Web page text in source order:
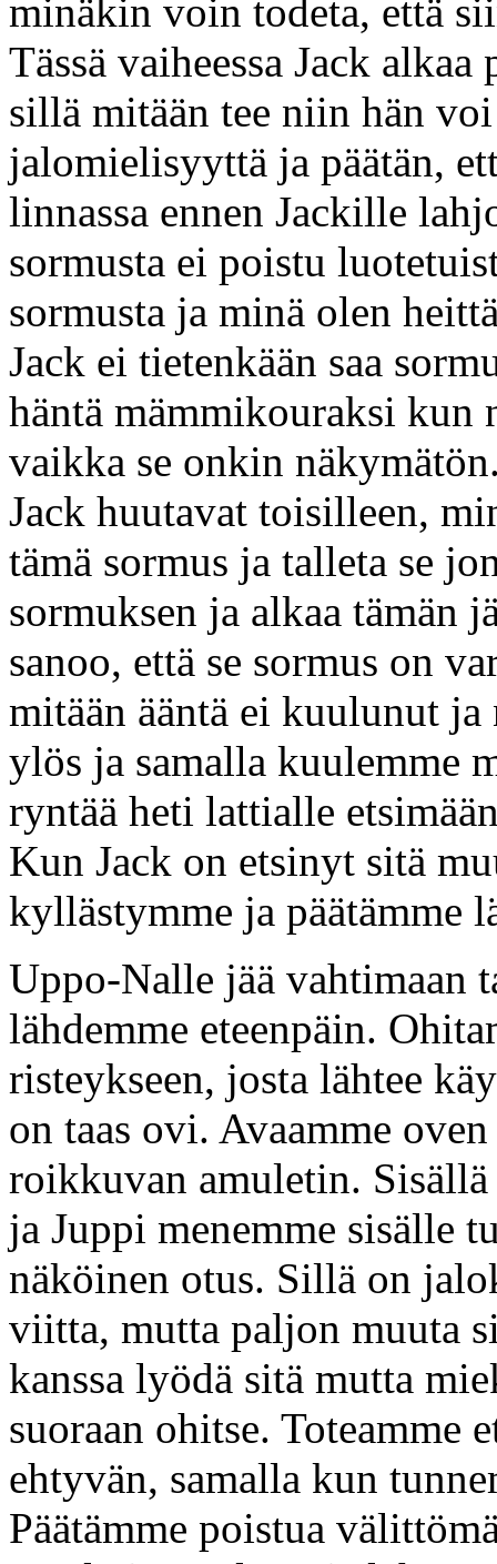
minäkin voin todeta, että
Tässä vaiheessa Jack
sillä mitään tee niin hän
jalomielisyyttä ja päätän,
linnassa ennen Jackille
sormusta ei poistu
sormusta ja minä olen
Jack ei tietenkään saa
häntä mämmikouraksi kun
vaikka se onkin
Jack huutavat toisilleen,
tämä sormus ja talleta se
sormuksen ja alkaa tämän
sanoo, että se sormus on
mitään ääntä ei kuulunut
ylös ja samalla kuulemme
ryntää heti lattialle
Kun Jack on etsinyt sitä
kyllästymme ja päätämme
Uppo-Nalle jää vahtimaan
lähdemme eteenpäin.
risteykseen, josta lähtee
on taas ovi. Avaamme
roikkuvan amuletin.
ja Juppi menemme sisälle
näköinen otus. Sillä on
viitta, mutta paljon muuta
kanssa lyödä sitä mutta
suoraan ohitse. Toteamme
ehtyvän, samalla kun
Päätämme poistua